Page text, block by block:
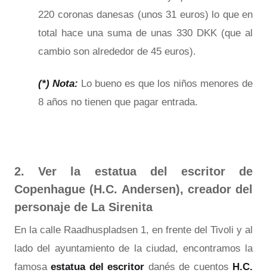
220 coronas danesas (unos 31 euros) lo que en
total hace una suma de unas 330 DKK (que al
cambio son alrededor de 45 euros).
(*) Nota: Lo bueno es que los niños menores de
8 años no tienen que pagar entrada.
2. Ver la estatua del escritor de
Copenhague (H.C. Andersen), creador del
personaje de La Sirenita
En la calle Raadhuspladsen 1, en frente del Tivoli y al
lado del ayuntamiento de la ciudad, encontramos la
famosaestatua del escritor danés de cuentos H.C.